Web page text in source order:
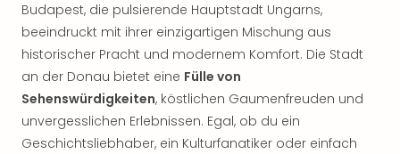
Budapest, die pulsierende Hauptstadt Ungarns,
beeindruckt mit ihrer einzigartigen Mischung aus
historischer Pracht und modernem Komfort. Die Stadt
an der Donau bietet eine Fülle von
Sehenswürdigkeiten, köstlichen Gaumenfreuden und
unvergesslichen Erlebnissen. Egal, ob du ein
Geschichtsliebhaber, ein Kulturfanatiker oder einfach